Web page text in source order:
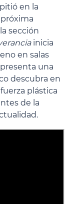
en la
sección
inicia
en salas
una
descubra en
plástica
de la